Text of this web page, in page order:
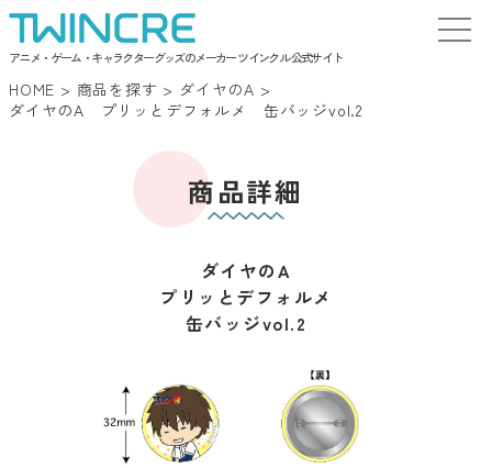
アニメ・ゲーム・キャラクターグッズのメーカー ツインクル 公式サイト
HOME > 商品を探す > ダイヤのA >
ダイヤのA プリッとデフォルメ 缶バッジvol.2
商品詳細
ダイヤのA
プリッとデフォルメ
缶バッジvol.2